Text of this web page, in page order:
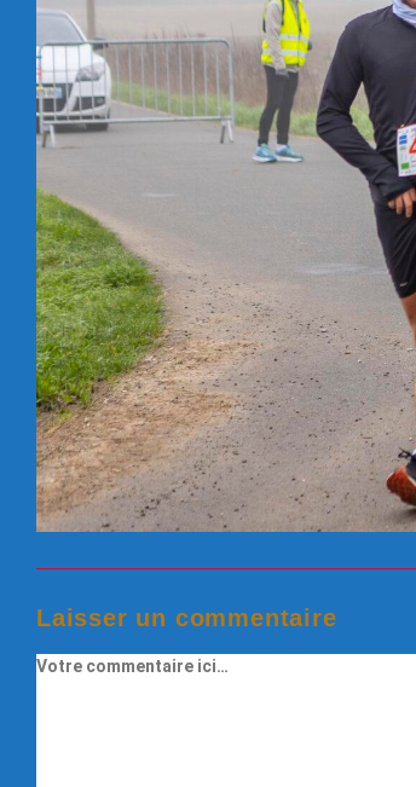
Laisser un commentaire